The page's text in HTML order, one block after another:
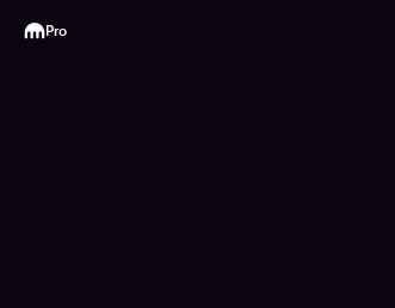
Kraken
Pro